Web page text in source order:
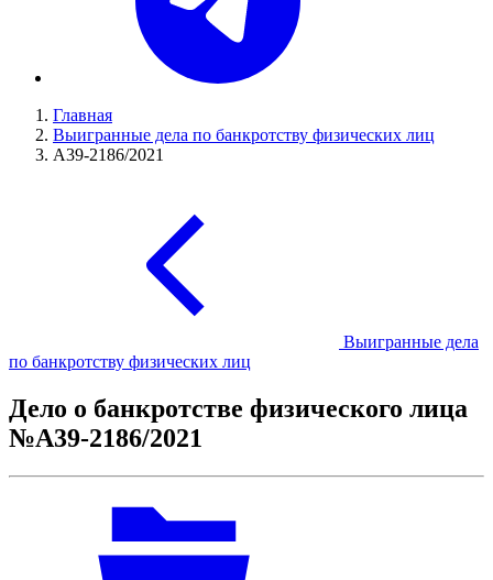
Главная
Выигранные дела по банкротству физических лиц
А39-2186/2021
Выигранные дела
по банкротству физических лиц
Дело о банкротстве физического лица
№А39-2186/2021